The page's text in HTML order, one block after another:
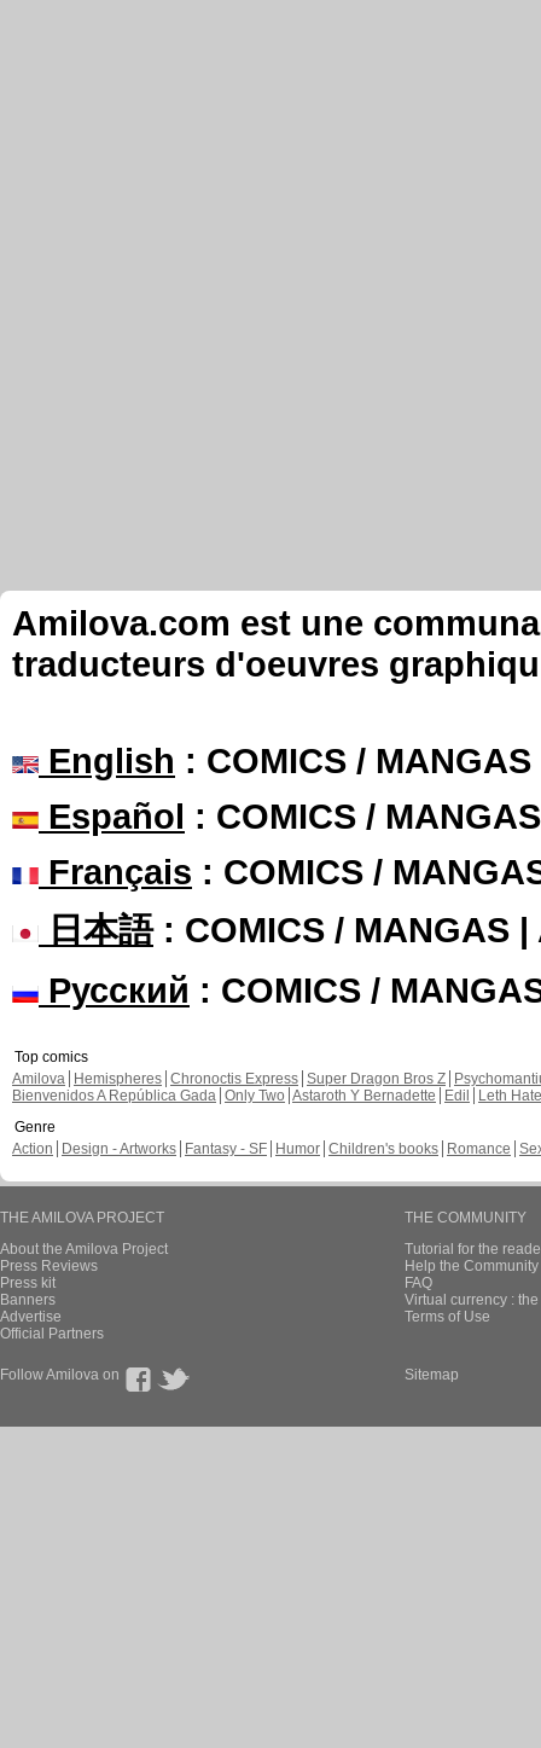
Amilova.com est une
traducteurs d'oeuvres
English : COMICS /
Español : COMICS /
Français : COMICS /
日本語: COMICS / MANGAS |
Русский : COMICS /
Top comics
Amilova
Hemispheres Chronoctis Express Super Dragon Bros Z
Bienvenidos A República Gada Only Two Astaroth Y Bernadette Edil
Leth Hate
Genre
Action
Design - Artworks Fantasy - SF Humor Children's books Romance
THE AMILOVA PROJECT
About the Amilova Project
Press Reviews
Press kit
Banners
Advertise
Official Partners
THE COMMUNITY
Tutorial for the
Help the
FAQ
Virtual currency :
Terms of Use
Follow Amilova on Sitemap